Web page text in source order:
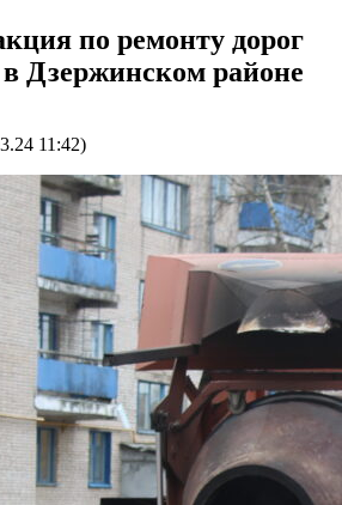
по ремонту дорог
Дзержинском районе
11:42)